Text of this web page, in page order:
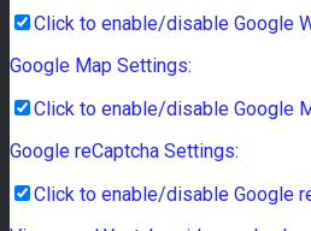
Click to enable/disable Google
Google Map Settings:
Click to enable/disable Google
Google reCaptcha Settings:
Click to enable/disable Google